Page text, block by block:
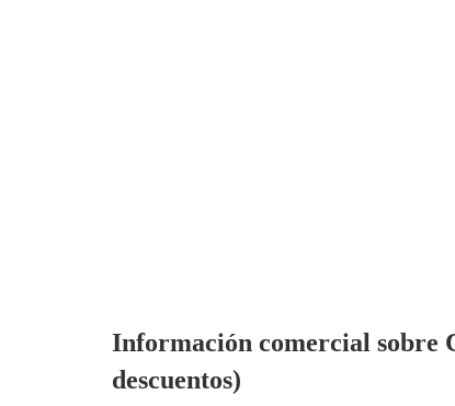
Información comercial sobre
descuentos)